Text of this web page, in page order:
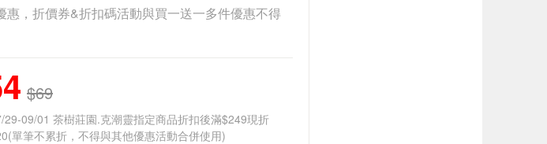
惠，折價券&折扣碼活動與買一送一多件優惠不得
$69
29-09/01 茶樹莊園.克潮靈指定商品折扣後滿$249現折
單筆不累折，不得與其他優惠活動合併使用)